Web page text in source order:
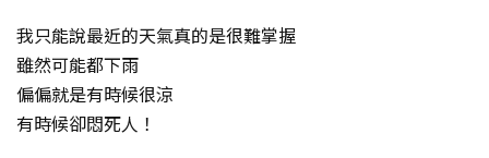
我只能說最近的天氣真的是很難掌握
雖然可能都下雨
偏偏就是有時候很涼
有時候卻悶死人！